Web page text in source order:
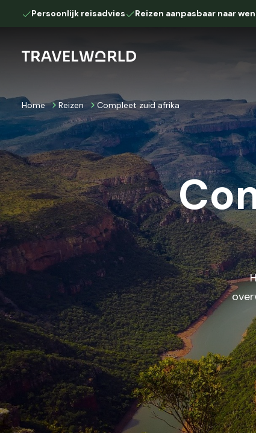
Persoonlijk reisadvies Reizen aanpasbaar naar
Afrika
Botswana
Kenia
Namibië
Tanzania
Zuid-Afrika
Europa
IJsland
Lapland
Down Under
Australië
Nieuw-Zeeland
Azië
Bali/Indonesië
India
Japan
Sri Lanka
Singapore
Thailand
Vietnam/Laos/Cambodja
Camperreis Autoreis
Home Reizen Compleet zuid afrika